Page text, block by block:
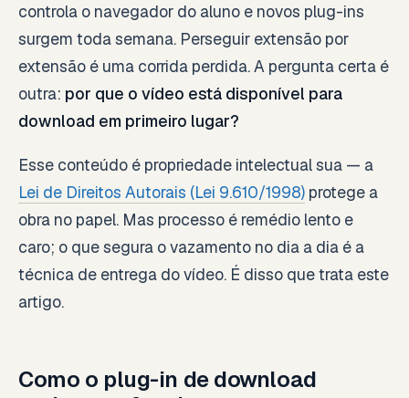
controla o navegador do aluno e novos plug-ins
surgem toda semana. Perseguir extensão por
extensão é uma corrida perdida. A pergunta certa é
outra: por que o vídeo está disponível para
download em primeiro lugar?
Esse conteúdo é propriedade intelectual sua — a
Lei de Direitos Autorais (Lei 9.610/1998) protege a
obra no papel. Mas processo é remédio lento e
caro; o que segura o vazamento no dia a dia é a
técnica de entrega do vídeo. É disso que trata este
artigo.
Como o plug-in de download